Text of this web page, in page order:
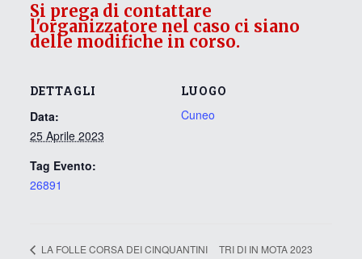
DETTAGLI
Data:
25 Aprile 2023
Tag Evento:
26891
LUOGO
Cuneo
Si prega di contattare
l'organizzatore nel caso ci siano
delle modifiche in corso.
LA FOLLE CORSA DEI CINQUANTINI
TRI DI IN MOTA 2023